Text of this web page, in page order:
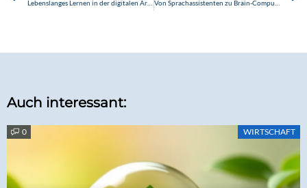
Auch interessant:
0 WIRTSCHAFT